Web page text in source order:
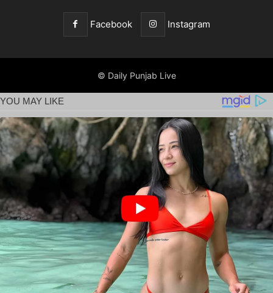
Facebook Instagram
© Daily Punjab Live